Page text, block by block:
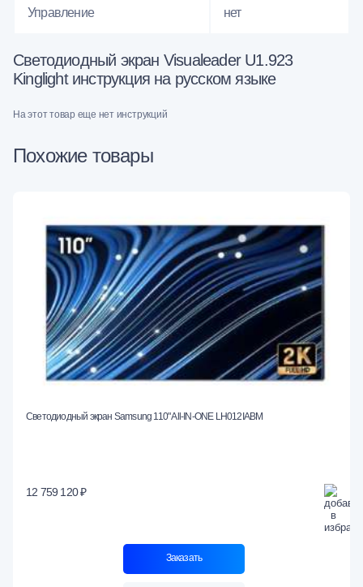
Управление нет
Светодиодный экран Visualeader U1.923
Kinglight инструкция на русском языке
На этот товар еще нет инструкций
Похожие товары
Светодиодный экран Samsung 110" All-IN-ONE LH012IABM
12 759 120 ₽
Заказать